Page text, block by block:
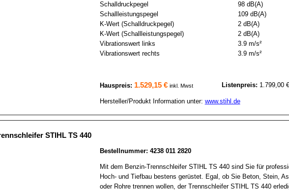
Schalldruckpegel
98 dB(A)
Schallleistungspegel
109 dB(A)
K-Wert (Schalldruckpegel)
2 dB(A)
K-Wert (Schallleistungspegel)
2 dB(A)
Vibrationswert links
3.9 m/s²
Vibrationswert rechts
3.9 m/s²
Hauspreis: 1.529,15 € inkl. Mwst Listenpreis: 1.799,00 €
Hersteller/Produkt Information unter: www.stihl.de
STIHL TS 440
Bestellnummer: 4238 011 2820
Mit dem Benzin-Trennschleifer STIHL TS 440 sind Sie für
Hoch- und Tiefbau bestens gerüstet. Egal, ob Sie Beton, Stein,
oder Rohre trennen wollen, der Trennschleifer STIHL TS 440